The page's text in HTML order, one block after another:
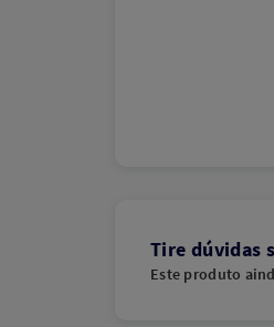
Tire dúvidas
Este produto